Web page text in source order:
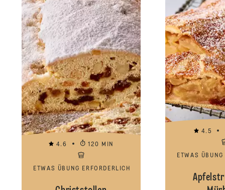
4.6 120 MIN
ETWAS ÜBUNG ERFORDERLICH
4.5
ETWAS